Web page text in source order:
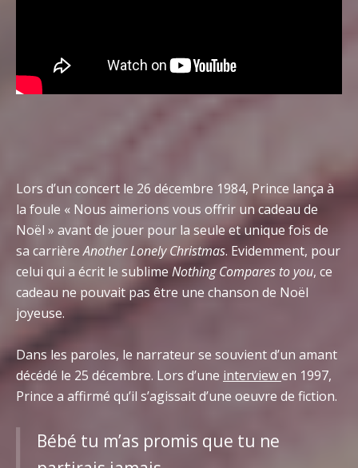
Lors d’un concert le 26 décembre 1984, Prince lança à
la foule « Nous aimerions vous offrir un cadeau de
Noël » avant de jouer pour la seule et unique fois de
sa carrièreAnother Lonely Christmas. Evidemment, pour
celui qui a écrit le sublime Nothing Compares to you, ce
cadeau ne pouvait pas être une chanson de Noël
joyeuse.
Dans les paroles, le narrateur se souvient d’un amant
décédé le 25 décembre. Lors d’une interviewen 1997,
Prince a affirmé qu’il s’agissait d’une oeuvre de fiction.
Bébé tu m’as promis que tu ne